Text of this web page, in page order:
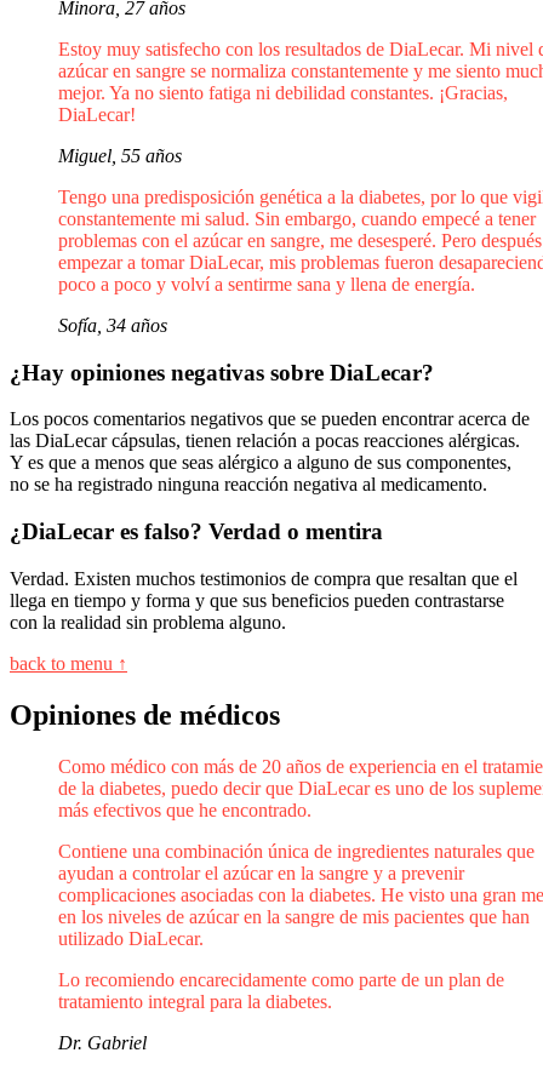
Minora, 27 años
Estoy muy satisfecho con los resultados de DiaLecar. Mi nivel
azúcar en sangre se normaliza constantemente y me siento
mejor. Ya no siento fatiga ni debilidad constantes. ¡Gracias,
DiaLecar!
Miguel, 55 años
Tengo una predisposición genética a la diabetes, por lo que
constantemente mi salud. Sin embargo, cuando empecé a tener
problemas con el azúcar en sangre, me desesperé. Pero
empezar a tomar DiaLecar, mis problemas fueron
poco a poco y volví a sentirme sana y llena de energía.
Sofía, 34 años
¿Hay opiniones negativas sobre DiaLecar?
Los pocos comentarios negativos que se pueden encontrar acerca de
las DiaLecar cápsulas, tienen relación a pocas reacciones alérgicas.
Y es que a menos que seas alérgico a alguno de sus componentes,
no se ha registrado ninguna reacción negativa al medicamento.
¿DiaLecar es falso? Verdad o mentira
Verdad. Existen muchos testimonios de compra que resaltan que el
llega en tiempo y forma y que sus beneficios pueden contrastarse
con la realidad sin problema alguno.
back to menu ↑
Opiniones de médicos
Como médico con más de 20 años de experiencia en el
de la diabetes, puedo decir que DiaLecar es uno de los
más efectivos que he encontrado.
Contiene una combinación única de ingredientes naturales que
ayudan a controlar el azúcar en la sangre y a prevenir
complicaciones asociadas con la diabetes. He visto una gran
en los niveles de azúcar en la sangre de mis pacientes que han
utilizado DiaLecar.
Lo recomiendo encarecidamente como parte de un plan de
tratamiento integral para la diabetes.
Dr. Gabriel